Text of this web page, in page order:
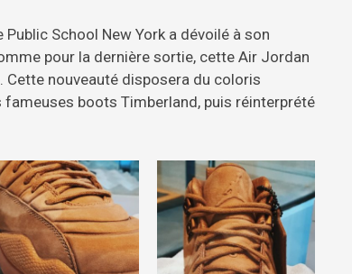
School New York a dévoilé à son
pour la dernière sortie, cette Air Jordan
Cette nouveauté disposera du coloris
boots Timberland, puis réinterprété